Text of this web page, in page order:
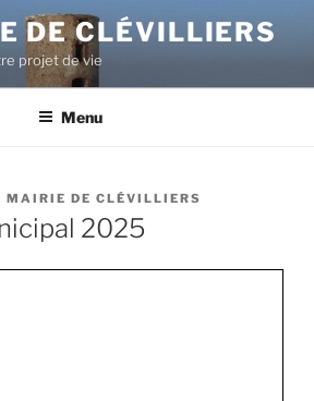
DE CLÉVILLIERS
projet de vie
Menu
MAIRIE DE CLÉVILLIERS
2025